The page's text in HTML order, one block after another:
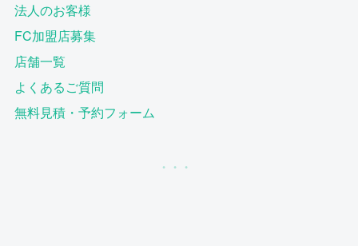
法人のお客様
FC加盟店募集
店舗一覧
よくあるご質問
無料見積・予約フォーム